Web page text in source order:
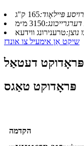
פּיילאָוד:165 ק"ג
3150 מ״מ
נוצן:טרענירונג ווידעא
שיקט אַן אימעיל צו אונדז
פּראָדוקט דעטאַל
פּראָדוקט טאַגס
הקדמה